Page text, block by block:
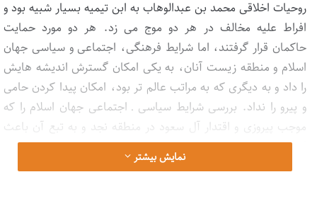
روحیات اخلاقی محمد بن عبدالوهاب به ابن تیمیه بسیار شبیه بود و
افراط علیه مخالف در هر دو موج می زد. هر دو مورد حمایت
حاکمان قرار گرفتند، اما شرایط فرهنگی، اجتماعی و سیاسی جهان
اسلام و منطقه زیست آنان، به یکی امکان گسترش اندیشه هایش
را داد و به دیگری که به مراتب عالم تر بود، امکان پیدا کردن حامی
و پیرو را نداد. بررسی شرایط سیاسی ـ اجتماعی جهان اسلام را که
موجب پیروزی و اقتدار آل سعود در منطقه نجد و به تبع آن باعث
گسترش وهابیت گردید، می توان در کتاب تقاریر نجد یافت.
در این کتاب به وضوح می توان دید که ضعف مدیریت دستگاه
نمایش بیشتر